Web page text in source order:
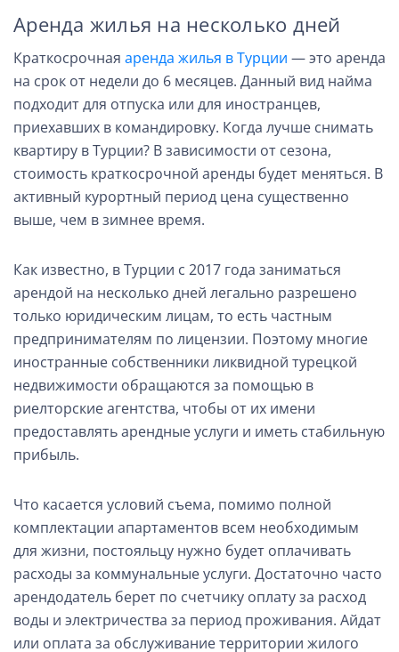
Аренда жилья на несколько дней
Краткосрочная аренда жилья в Турции — это аренда
на срок от недели до 6 месяцев. Данный вид найма
подходит для отпуска или для иностранцев,
приехавших в командировку. Когда лучше снимать
квартиру в Турции? В зависимости от сезона,
стоимость краткосрочной аренды будет меняться. В
активный курортный период цена существенно
выше, чем в зимнее время.
Как известно, в Турции с 2017 года заниматься
арендой на несколько дней легально разрешено
только юридическим лицам, то есть частным
предпринимателям по лицензии. Поэтому многие
иностранные собственники ликвидной турецкой
недвижимости обращаются за помощью в
риелторские агентства, чтобы от их имени
предоставлять арендные услуги и иметь стабильную
прибыль.
Что касается условий съема, помимо полной
комплектации апартаментов всем необходимым
для жизни, постояльцу нужно будет оплачивать
расходы за коммунальные услуги. Достаточно часто
арендодатель берет по счетчику оплату за расход
воды и электричества за период проживания. Айдат
или оплата за обслуживание территории жилого